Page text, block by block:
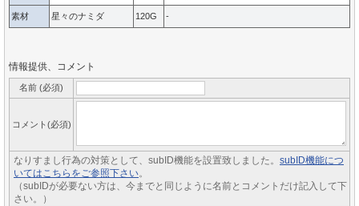
素材 星々のナミダ 120G -
情報提供、コメント
名前 (必須)
コメント(必須)
なりすまし行為の対策として、subID機能を設置致しました。 subID機能につ
いてはこちらをご参照下さい。
（subIDが必要ない方は、今までと同じように名前とコメントだけ記入して下
さい。）